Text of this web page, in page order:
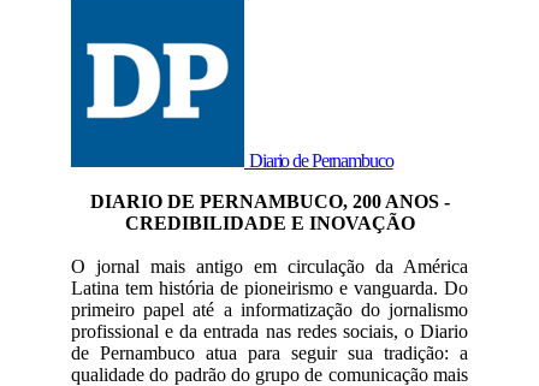
Diario de Pernambuco
DIARIO DE PERNAMBUCO, 200 ANOS -
CREDIBILIDADE E INOVAÇÃO
O jornal mais antigo em circulação da América
Latina tem história de pioneirismo e vanguarda. Do
primeiro papel até a informatização do jornalismo
profissional e da entrada nas redes sociais, o Diario
de Pernambuco atua para seguir sua tradição: a
qualidade do padrão do grupo de comunicação mais